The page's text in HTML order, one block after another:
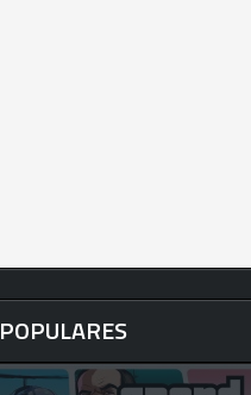
POPULARES